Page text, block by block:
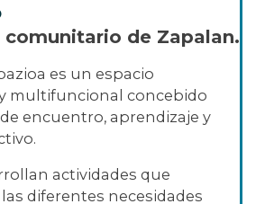
comunitario de Zapalan.
es un espacio
multifuncional concebido
encuentro, aprendizaje y
actividades que
diferentes necesidades